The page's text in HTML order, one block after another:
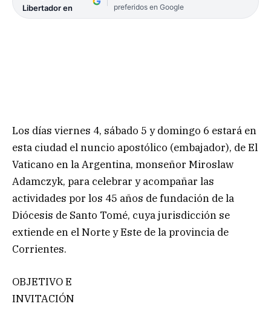
Libertador en
preferidos en Google
Los días viernes 4, sábado 5 y domingo 6 estará en
esta ciudad el nuncio apostólico (embajador), de El
Vaticano en la Argentina, monseñor Miroslaw
Adamczyk, para celebrar y acompañar las
actividades por los 45 años de fundación de la
Diócesis de Santo Tomé, cuya jurisdicción se
extiende en el Norte y Este de la provincia de
Corrientes.
OBJETIVO E
INVITACIÓN